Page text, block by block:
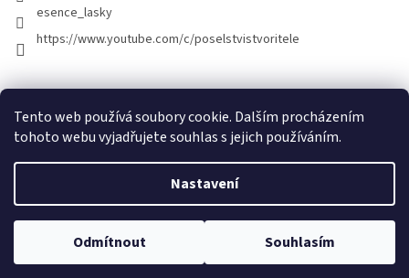
Tento web používá soubory cookie. Dalším procházením
tohoto webu vyjadřujete souhlas s jejich používáním.
Nastavení
Odmítnout Souhlasím
esence_lasky
https://www.youtube.com/c/poselstvistvoritele
Vytvořil Shoptet
Copyright 2026Esence lásky . Všechna práva vyhrazena.